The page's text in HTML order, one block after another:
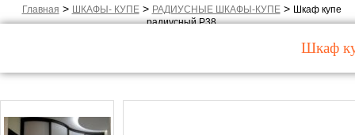
Главная > ШКАФЫ- КУПЕ> РАДИУСНЫЕ ШКАФЫ-КУПЕ> Шкаф купе
радиусный Р38
Шкаф